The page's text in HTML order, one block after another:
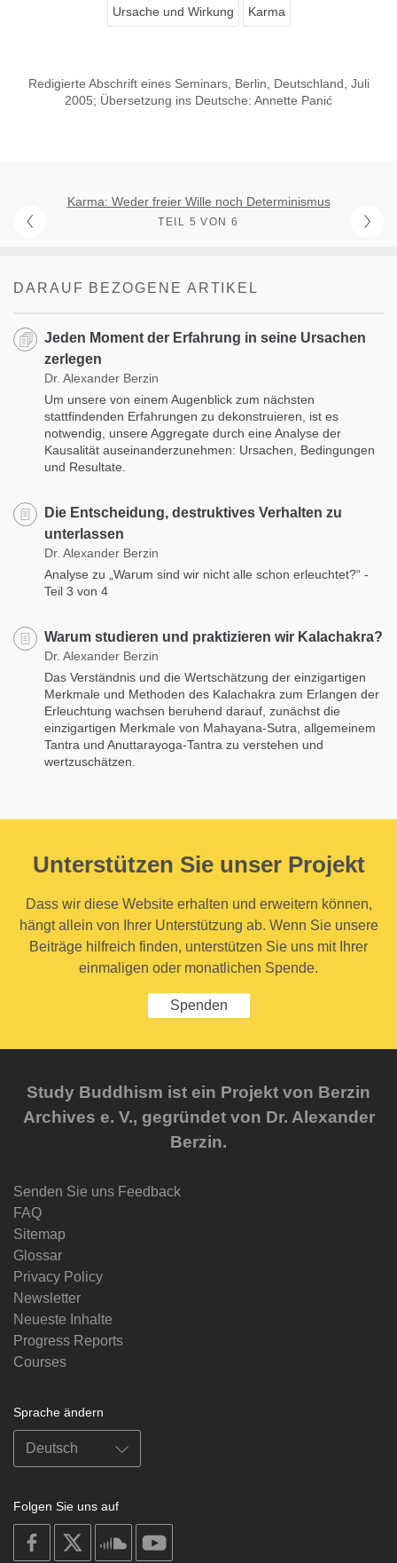
Ursache und Wirkung Karma
Redigierte Abschrift eines Seminars, Berlin, Deutschland, Juli
2005; Übersetzung ins Deutsche: Annette Panić
Karma: Weder freier Wille noch Determinismus
TEIL 5 VON 6
DARAUF BEZOGENE ARTIKEL
Jeden Moment der Erfahrung in seine Ursachen
zerlegen
Dr. Alexander Berzin
Um unsere von einem Augenblick zum nächsten
stattfindenden Erfahrungen zu dekonstruieren, ist es
notwendig, unsere Aggregate durch eine Analyse der
Kausalität auseinanderzunehmen: Ursachen, Bedingungen
und Resultate.
Die Entscheidung, destruktives Verhalten zu
unterlassen
Dr. Alexander Berzin
Analyse zu „Warum sind wir nicht alle schon erleuchtet?“ -
Teil 3 von 4
Warum studieren und praktizieren wir Kalachakra?
Dr. Alexander Berzin
Das Verständnis und die Wertschätzung der einzigartigen
Merkmale und Methoden des Kalachakra zum Erlangen der
Erleuchtung wachsen beruhend darauf, zunächst die
einzigartigen Merkmale von Mahayana-Sutra, allgemeinem
Tantra und Anuttarayoga-Tantra zu verstehen und
wertzuschätzen.
Unterstützen Sie unser Projekt
Dass wir diese Website erhalten und erweitern können,
hängt allein von Ihrer Unterstützung ab. Wenn Sie unsere
Beiträge hilfreich finden, unterstützen Sie uns mit Ihrer
einmaligen oder monatlichen Spende.
Spenden
Study Buddhism ist ein Projekt von Berzin
Archives e. V., gegründet von Dr. Alexander
Berzin.
Senden Sie uns Feedback
FAQ
Sitemap
Glossar
Privacy Policy
Newsletter
Neueste Inhalte
Progress Reports
Courses
Sprache ändern
Folgen Sie uns auf
on
facebook
soundcloud